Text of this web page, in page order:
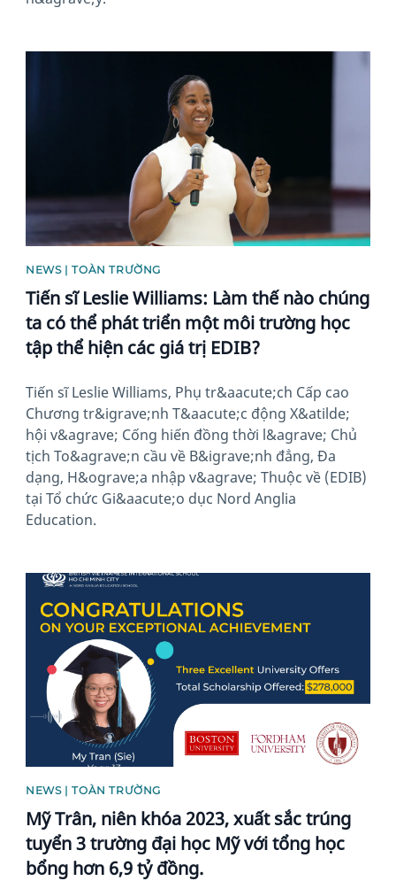
NEWS | TOÀN TRƯỜNG
Tiến sĩ Leslie Williams: Làm thế nào chúng
ta có thể phát triển một môi trường học
tập thể hiện các giá trị EDIB?
Tiến sĩ Leslie Williams, Phụ tr&aacute;ch Cấp cao
Chương tr&igrave;nh T&aacute;c động X&atilde;
hội v&agrave; Cống hiến đồng thời l&agrave; Chủ
tịch To&agrave;n cầu về B&igrave;nh đẳng, Đa
dạng, H&ograve;a nhập v&agrave; Thuộc về (EDIB)
tại Tổ chức Gi&aacute;o dục Nord Anglia
Education.
News image
NEWS | TOÀN TRƯỜNG
Mỹ Trân, niên khóa 2023, xuất sắc trúng
tuyển 3 trường đại học Mỹ với tổng học
bổng hơn 6,9 tỷ đồng.